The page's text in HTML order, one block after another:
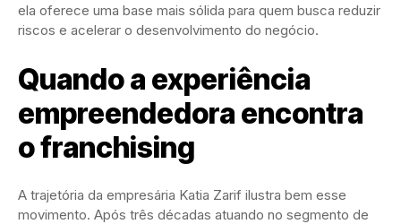
ela oferece uma base mais sólida para quem busca reduzir
riscos e acelerar o desenvolvimento do negócio.
Quando a experiência
empreendedora encontra
o franchising
A trajetória da empresária Katia Zarif ilustra bem esse
movimento. Após três décadas atuando no segmento de